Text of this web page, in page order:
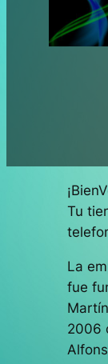
Tu
La
fue
2006